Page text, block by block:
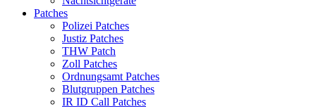
Patches
Polizei Patches
Justiz Patches
THW Patch
Zoll Patches
Ordnungsamt Patches
Blutgruppen Patches
IR ID Call Patches